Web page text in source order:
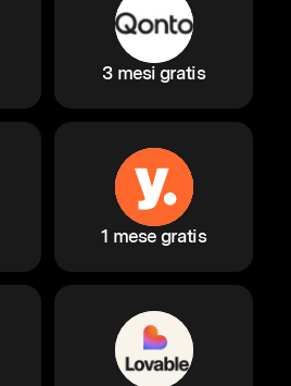
3 mesi gratis
1 mese gratis